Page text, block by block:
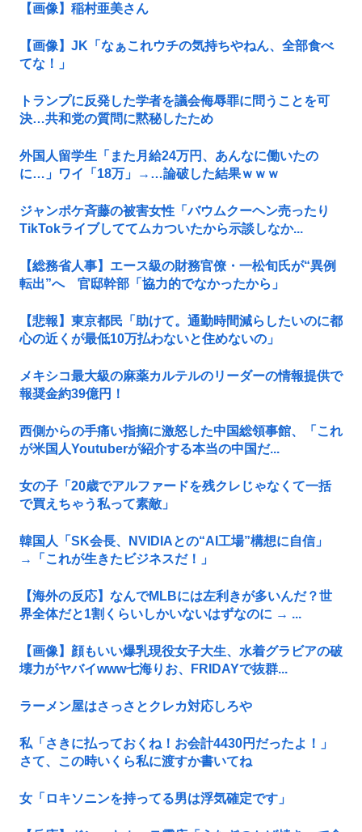
【画像】稲村亜美さん
【画像】JK「なぁこれウチの気持ちやねん、全部食べ
てな！」
トランプに反発した学者を議会侮辱罪に問うことを可
決…共和党の質問に黙秘したため
外国人留学生「また月給24万円、あんなに働いたの
に…」ワイ「18万」→…論破した結果ｗｗｗ
ジャンポケ斉藤の被害女性「バウムクーヘン売ったり
TikTokライブしててムカついたから示談しなか...
【総務省人事】エース級の財務官僚・一松旬氏が“異例
転出”へ 官邸幹部「協力的でなかったから」
【悲報】東京都民「助けて。通勤時間減らしたいのに都
心の近くが最低10万払わないと住めないの」
メキシコ最大級の麻薬カルテルのリーダーの情報提供で
報奨金約39億円！
西側からの手痛い指摘に激怒した中国総領事館、「これ
が米国人Youtuberが紹介する本当の中国だ...
女の子「20歳でアルファードを残クレじゃなくて一括
で買えちゃう私って素敵」
韓国人「SK会長、NVIDIAとの“AI工場”構想に自信」
→「これが生きたビジネスだ！」
【海外の反応】なんでMLBには左利きが多いんだ？世
界全体だと1割くらいしかいないはずなのに → ...
【画像】顔もいい爆乳現役女子大生、水着グラビアの破
壊力がヤバイwww七海りお、FRIDAYで抜群...
ラーメン屋はさっさとクレカ対応しろや
私「さきに払っておくね！お会計4430円だったよ！」
さて、この時いくら私に渡すか書いてね
女「ロキソニンを持ってる男は浮気確定です」